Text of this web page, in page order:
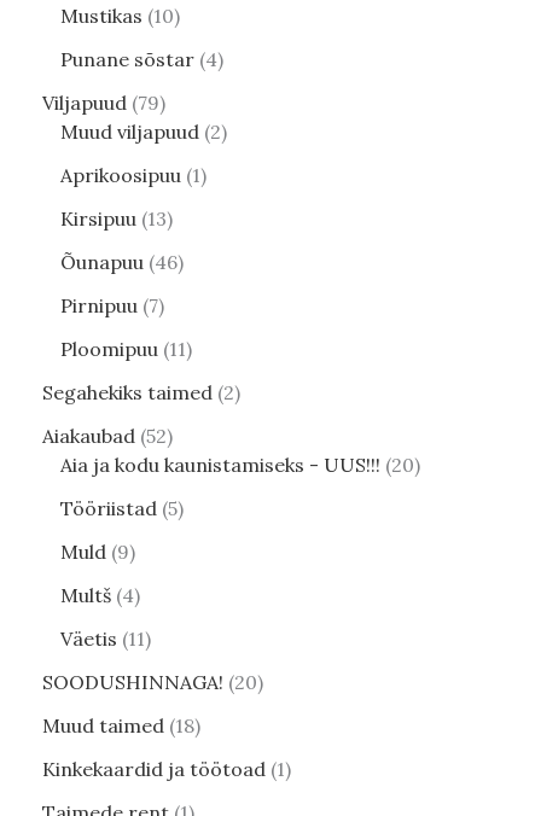
Mustikas 10
Punane sõstar 4
Viljapuud 79
Muud viljapuud 2
Aprikoosipuu 1
Kirsipuu 13
Õunapuu 46
Pirnipuu 7
Ploomipuu 11
Segahekiks taimed 2
Aiakaubad 52
Aia ja kodu kaunistamiseks - UUS!!! 20
Tööriistad 5
Muld 9
Multš 4
Väetis 11
SOODUSHINNAGA! 20
Muud taimed 18
Kinkekaardid ja töötoad 1